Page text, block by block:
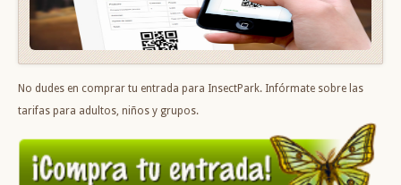
No dudes en comprar tu entrada para InsectPark. Infórmate sobre las
tarifas para adultos, niños y grupos.